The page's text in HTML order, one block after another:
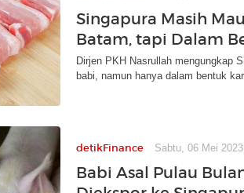
Singapura Masih
Batam, tapi Dalam
Dirjen PKH Nasrullah mengungkap
babi, namun hanya dalam bentuk
detikFinance Sabtu, 06 Mei
Babi Asal Pulau